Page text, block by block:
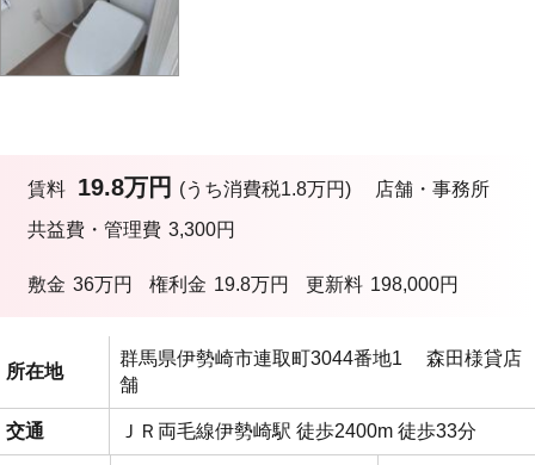
賃料 19.8万円 (うち消費税1.8万円)
店舗・事務所
共益費・管理費 3,300円
敷金 36万円 権利金 19.8万円 更新料 198,000円
所在地
群馬県伊勢崎市連取町3044番地1 森田様貸店
舗
交通 ＪＲ両毛線伊勢崎駅 徒歩2400m 徒歩33分